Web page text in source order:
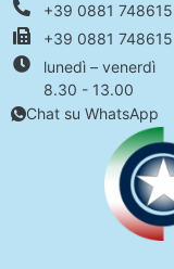
+39 0881 748615
+39 0881 748615
lunedì – venerdì
8.30 - 13.00
Chat su WhatsApp